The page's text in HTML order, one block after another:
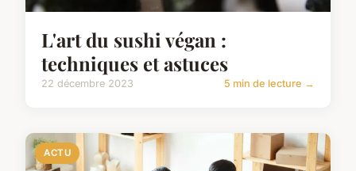
L'art du sushi végan :
techniques et astuces
22 décembre 2023 5 min de lecture →
ACTU